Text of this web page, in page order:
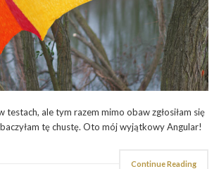
testach, ale tym razem mimo obaw zgłosiłam się
tę chustę. Oto mój wyjątkowy Angular!
Continue Reading